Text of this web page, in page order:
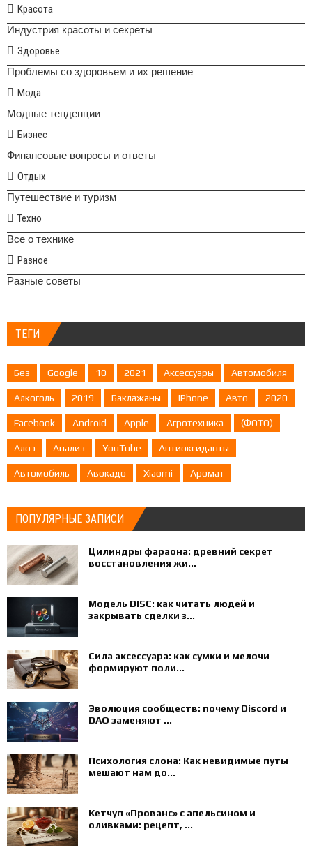
Красота
Индустрия красоты и секреты
Здоровье
Проблемы со здоровьем и их решение
Мода
Модные тенденции
Бизнес
Финансовые вопросы и ответы
Отдых
Путешествие и туризм
Техно
Все о технике
Разное
Разные советы
ТЕГИ
Без Google 10 2021 Аксессуары Автомобиля
Алкоголь 2019 Баклажаны IPhone Авто 2020
Facebook Android Apple Агротехника (ФОТО)
Алоэ Анализ YouTube Антиоксиданты
Автомобиль Авокадо Xiaomi Аромат
ПОПУЛЯРНЫЕ ЗАПИСИ
Цилиндры фараона: древний секрет
восстановления жи...
Модель DISC: как читать людей и
закрывать сделки з...
Сила аксессуара: как сумки и мелочи
формируют поли...
Эволюция сообществ: почему Discord и
DAO заменяют ...
Психология слона: Как невидимые путы
мешают нам до...
Кетчуп «Прованс» с апельсином и
оливками: рецепт, ...